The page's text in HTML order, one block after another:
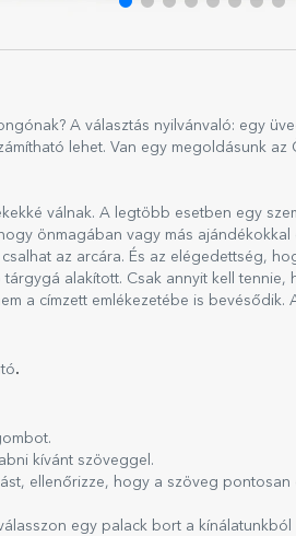
A választás nyilvánvaló: egy
lehet. Van egy megoldásunk az
válnak. A legtöbb esetben egy
önmagában vagy más
az arcára. És az elégedettség,
alakított. Csak annyit kell tennie,
a címzett emlékezetébe is
.
kívánt szöveggel.
ellenőrizze, hogy a szöveg pontosan
egy palack bort a